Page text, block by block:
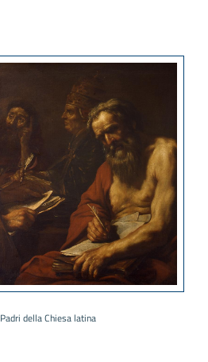
della Chiesa latina